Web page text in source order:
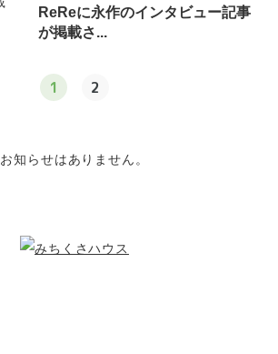
ReReに永作のインタビュー記事
が掲載さ...
1 2
お知らせはありません。